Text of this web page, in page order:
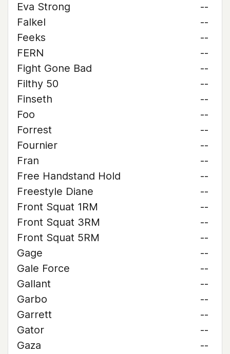
Eva Strong
--
Falkel
--
Feeks
--
FERN
--
Fight Gone Bad
--
Filthy 50
--
Finseth
--
Foo
--
Forrest
--
Fournier
--
Fran
--
Free Handstand Hold
--
Freestyle Diane
--
Front Squat 1RM
--
Front Squat 3RM
--
Front Squat 5RM
--
Gage
--
Gale Force
--
Gallant
--
Garbo
--
Garrett
--
Gator
--
Gaza
--